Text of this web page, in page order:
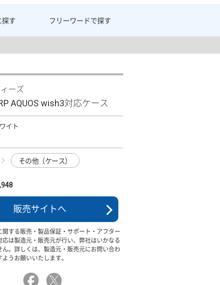
探す フリーワードで探す
ーズ
AQUOS wish3対応ケース
イト
その他（ケース）
販売サイトへ
関する販売・製品保証・サポート・アフター
応は製造元・販売元が行い、弊社はいかなる
ん。詳しくは、製造元・販売元にお問い合わ
うお願いいたします。